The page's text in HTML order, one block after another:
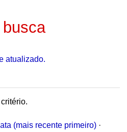
atualizado.
(mais recente primeiro) ·